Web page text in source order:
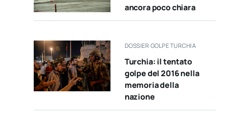
ancora poco chiara
DOSSIER GOLPE TURCHIA
Turchia: il tentato
golpe del 2016 nella
memoria della
nazione